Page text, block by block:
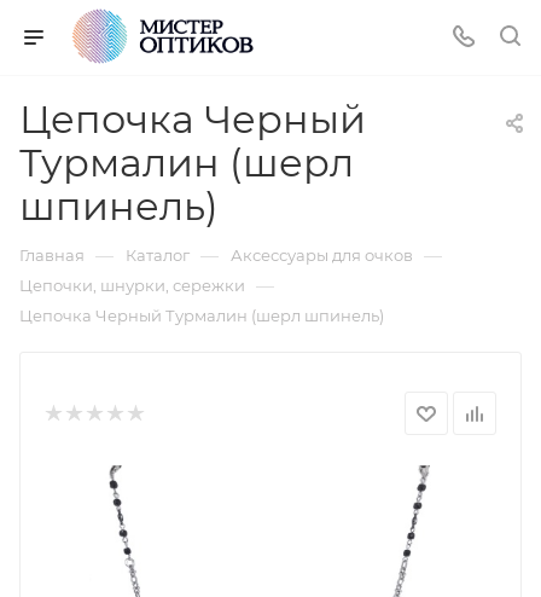
Цепочка Черный
Турмалин (шерл
шпинель)
Главная — Каталог — Аксессуары для очков —
Цепочки, шнурки, сережки —
Цепочка Черный Турмалин (шерл шпинель)